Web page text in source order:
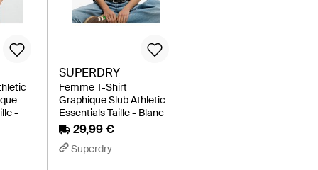
-
SUPERDRY
Femme T-Shirt
Graphique Slub Athletic
Essentials Taille - Blanc
29,99 €
Superdry